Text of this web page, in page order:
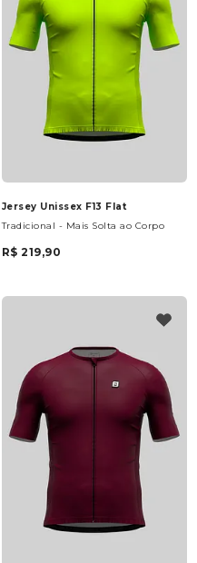
Jersey Unissex F13 Flat
Tradicional - Mais Solta ao Corpo
R$ 219,90